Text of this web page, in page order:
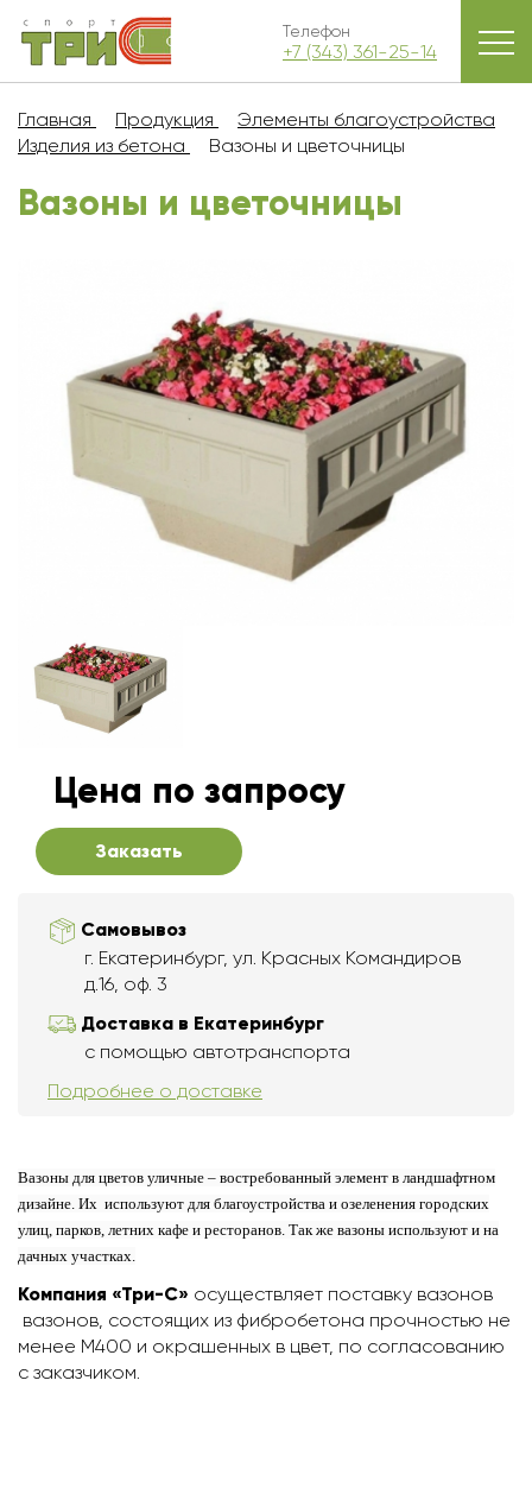
Телефон
+7 (343) 361-25-14
Главная Продукция
Элементы благоустройства
Изделия из бетона
Вазоны и цветочницы
Вазоны и цветочницы
Цена по запросу
Заказать
Самовывоз
г. Екатеринбург, ул. Красных Командиров
д.16, оф. 3
Доставка в Екатеринбург
с помощью автотранспорта
Подробнее о доставке
Вазоны для цветов уличные – востребованный элемент в ландшафтном
дизайне. Их используют для благоустройства и озеленения городских
улиц, парков, летних кафе и ресторанов. Так же вазоны используют и на
дачных участках.
Компания «Три-С» осуществляет поставку вазонов
вазонов, состоящих из фибробетона прочностью не
менее М400 и окрашенных в цвет, по согласованию
с заказчиком.